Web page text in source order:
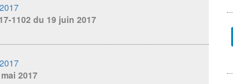
1102 du 19 juin 2017
2017